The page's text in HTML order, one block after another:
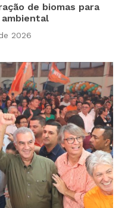
de biomas para
2026